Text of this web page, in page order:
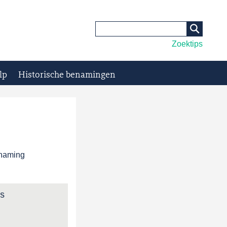
Zoektips
Historische benamingen